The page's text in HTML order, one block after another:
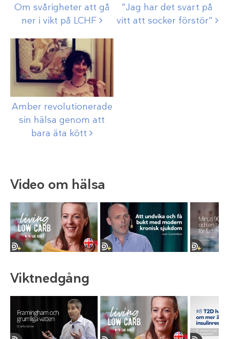
Om svårigheter att gå
ner i vikt på LCHF
"Jag har det svart på
vitt att socker förstör"
Amber revolutionerade
sin hälsa genom att
bara äta kött
Video om hälsa
Viktnedgång